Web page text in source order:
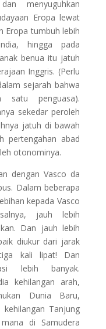
menyuguhkan
Eropa lewat
Eropa tumbuh lebih
hingga pada
benua itu jatuh
Inggris. (Perlu
sejarah bahwa
satu penguasa).
sekedar peroleh
jatuh di bawah
pertengahan abad
otonominya.
dengan Vasco da
Dalam beberapa
kepada Vasco
jauh lebih
Dan jauh lebih
diukur dari jarak
kali lipat! Dan
lebih banyak.
kehilangan arah,
Dunia Baru,
Tanjung
di Samudera